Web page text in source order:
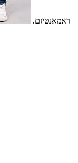
ראמאנטיזם.